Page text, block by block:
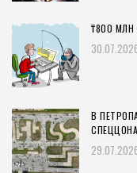
₸800
В
СПЕЦЦОНА